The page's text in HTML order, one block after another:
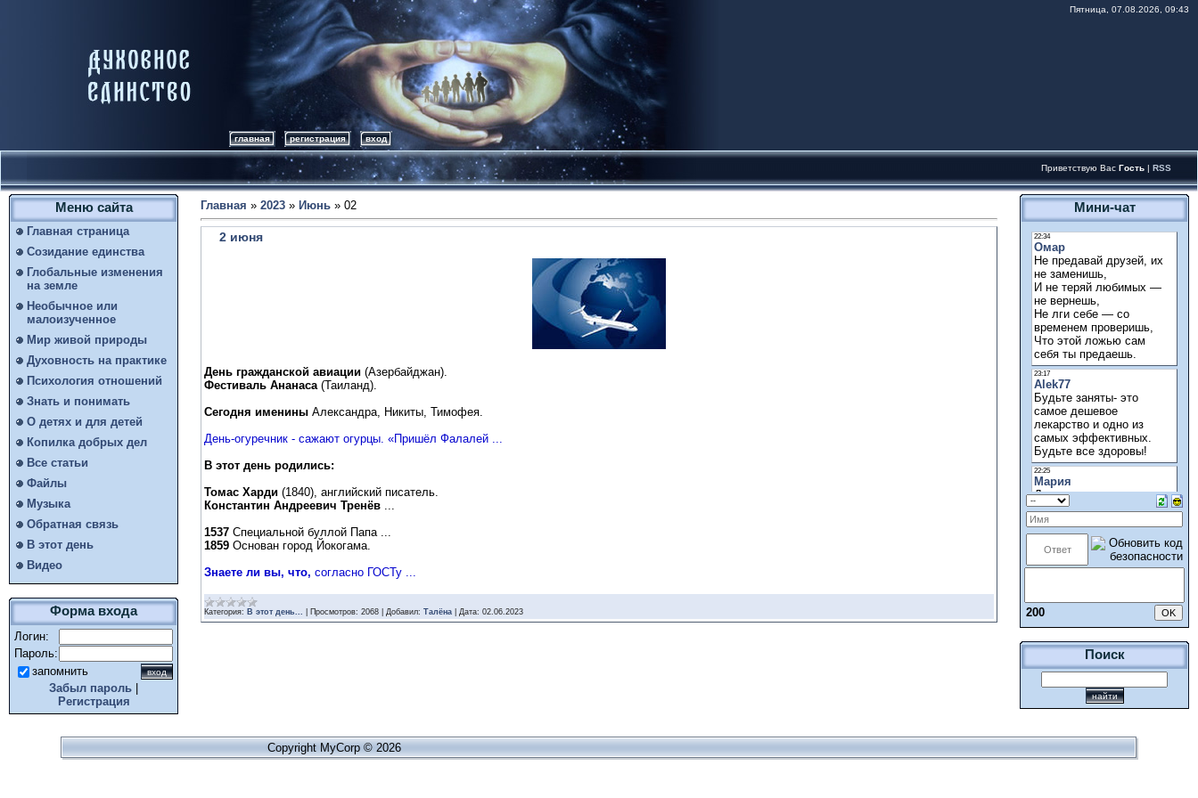
Пятница, 07.08.2026, 09:43
главная регистрация вход
Приветствую Вас Гость | RSS
Меню сайта
Главная страница
Созидание единства
Глобальные изменения
на земле
Необычное или
малоизученное
Мир живой природы
Духовность на практике
Психология отношений
Знать и понимать
О детях и для детей
Копилка добрых дел
Все статьи
Файлы
Музыка
Обратная связь
В этот день
Видео
Форма входа
Логин:
Пароль:
запомнить
Забыл пароль
Регистрация
Главная » 2023 » Июнь » 02
2 июня
День гражданской авиации (Азербайджан).
Фестиваль Ананаса (Таиланд).
Сегодня именины Александра, Никиты, Тимофея.
День-огуречник - сажают огурцы. «Пришёл Фалалей ...
В этот день родились:
Томас Харди (1840), английский писатель.
Константин Андреевич Тренёв
1537 Специальной буллой Папа ...
1859 Основан город Йокогама.
Знаете ли вы, что, согласно ГОСТу ...
Категория: В этот день... Просмотров: 2068 Добавил: Талёна Дата: 02.06.2023
Мини-чат
200
Поиск
Copyright MyCorp © 2026